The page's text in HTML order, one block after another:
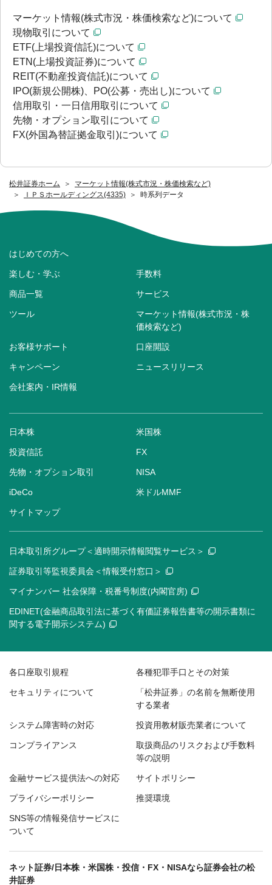
松井証券ホーム
マーケット情報(株式市況・株価検索など)
ＩＰＳホールディングス(4335)
時系列データ
マーケット情報(株式市況・株価検索など)について
現物取引について
ETF(上場投資信託)について
ETN(上場投資証券)について
REIT(不動産投資信託)について
IPO(新規公開株)、PO(公募・売出し)について
信用取引・一日信用取引について
先物・オプション取引について
FX(外国為替証拠金取引)について
はじめての方へ
楽しむ・学ぶ 手数料
商品一覧 サービス
ツール
マーケット情報(株式市況・株
価検索など)
お客様サポート 口座開設
キャンペーン ニュースリリース
会社案内・IR情報
日本株 米国株
投資信託 FX
先物・オプション取引 NISA
iDeCo 米ドルMMF
サイトマップ
日本取引所グループ＜適時開示情報閲覧サービス＞
証券取引等監視委員会＜情報受付窓口＞
マイナンバー 社会保障・税番号制度(内閣官房)
EDINET(金融商品取引法に基づく有価証券報告書等の開示書類に
関する電子開示システム)
各口座取引規程 各種犯罪手口とその対策
セキュリティについて
「松井証券」の名前を無断使用
する業者
システム障害時の対応 投資用教材販売業者について
コンプライアンス
取扱商品のリスクおよび手数料
等の説明
金融サービス提供法への対応 サイトポリシー
プライバシーポリシー 推奨環境
SNS等の情報発信サービスに
ついて
ネット証券/日本株・米国株・投信・FX・NISAなら証券会社の松
井証券